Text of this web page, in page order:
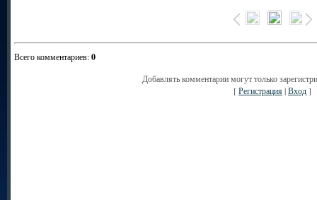
Всего комментариев:0
Добавлять комментарии могут только
[Регистрация|Вход]